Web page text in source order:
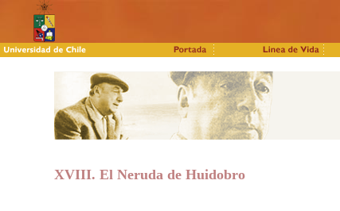
XVIII. El Neruda de Huidobro